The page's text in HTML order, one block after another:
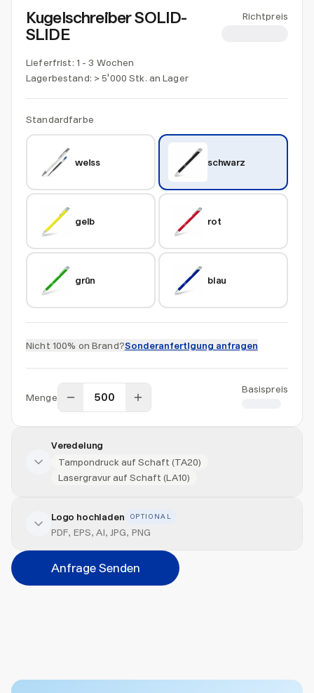
Kugelschreiber SOLID-
SLIDE
Richtpreis
Lieferfrist: 1 - 3 Wochen
Lagerbestand: > 5'000 Stk. an Lager
Standardfarbe
weiss schwarz
gelb rot
grün blau
Nicht 100% on Brand?Sonderanfertigung anfragen
Menge
Basispreis
Veredelung
Tampondruck auf Schaft (TA20)
Lasergravur auf Schaft (LA10)
Veredelung hinzufügen
Veredelungsart
Logo hochladen OPTIONAL
PDF, EPS, AI, JPG, PNG
Anfrage Senden